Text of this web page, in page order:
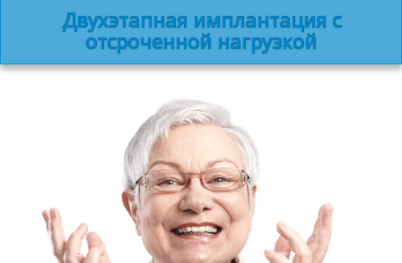
Двухэтапная имплантация с
отсроченной нагрузкой